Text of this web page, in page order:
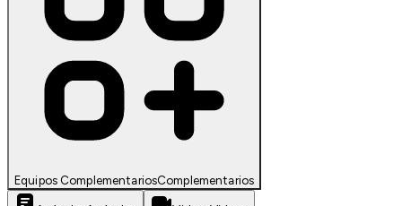
Equipos ComplementariosComplementarios